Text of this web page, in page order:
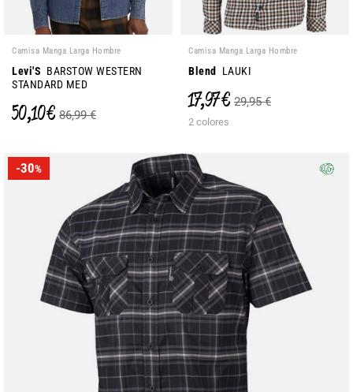
Camisa Manga Larga Hombre
Levi'S BARSTOW WESTERN
STANDARD MED
50,10 € 86,99 €
Camisa Manga Larga Hombre
Blend LAUKI
17,97 € 29,95 €
2 colores
-30%